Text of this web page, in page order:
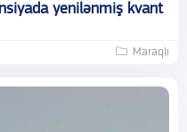
yenilənmiş kvant
Maraqlı